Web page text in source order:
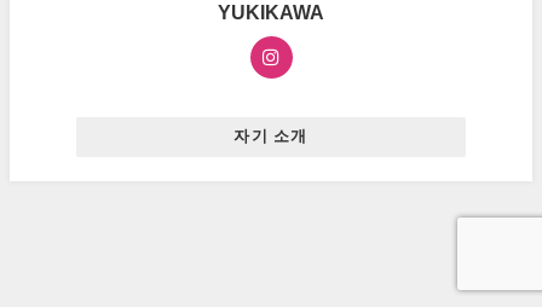
YUKIKAWA
자기 소개